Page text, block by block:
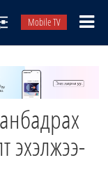
Mobile TV
эхэлжээ-